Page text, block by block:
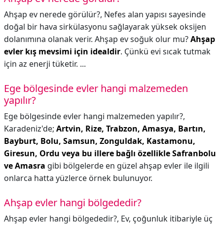
Ahşap ev nerede görülür?, Nefes alan yapısı sayesinde
doğal bir hava sirkülasyonu sağlayarak yüksek oksijen
dolanımına olanak verir. Ahşap ev soğuk olur mu?Ahşap
evler kış mevsimi için idealdir. Çünkü evi sıcak tutmak
için az enerji tüketir. ...
Ege bölgesinde evler hangi malzemeden
yapılır?
Ege bölgesinde evler hangi malzemeden yapılır?,
Karadeniz'de; Artvin, Rize, Trabzon, Amasya, Bartın,
Bayburt, Bolu, Samsun, Zonguldak, Kastamonu,
Giresun, Ordu veya bu illere bağlı özellikle Safranbolu
ve Amasra gibi bölgelerde en güzel ahşap evler ile ilgili
onlarca hatta yüzlerce örnek bulunuyor.
Ahşap evler hangi bölgededir?
Ahşap evler hangi bölgededir?, Ev, çoğunluk itibariyle üç